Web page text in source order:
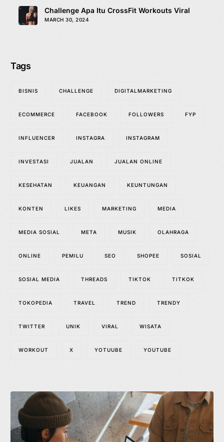
Challenge Apa Itu CrossFit Workouts Viral
MARCH 30, 2024
Tags
BISNIS CHALLENGE DIGITALMARKETING
ECOMMERCE FACEBOOK FOLLOWERS FYP
INFLUENCER INSTAGRA INSTAGRAM
INVESTASI JUALAN JUALAN ONLINE
KESEHATAN KEUANGAN KEUNTUNGAN
KONTEN LIKES MARKETING MEDIA
MEDIA SOSIAL META MUSIK OLAHRAGA
ONLINE PEMILU SEO SHOPEE SOSIAL
SOSIAL MEDIA THREADS TIKTOK TITKOK
TOKOPEDIA TRAVEL TREND TRENDY
TWITTER UNIK VIRAL WISATA
WORKOUT X YOTUUBE YOUTUBE